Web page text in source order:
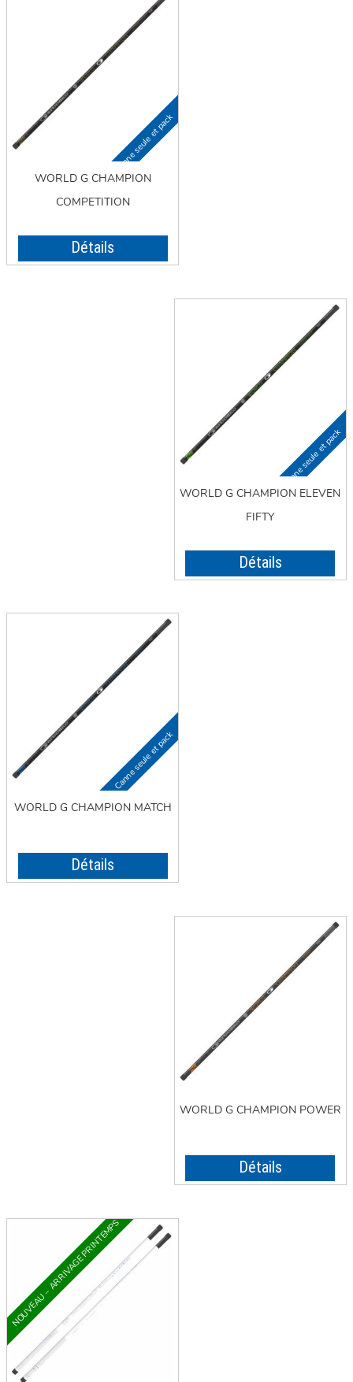
WORLD G CHAMPION
COMPETITION
Détails
WORLD G CHAMPION ELEVEN
FIFTY
Détails
WORLD G CHAMPION MATCH
Détails
WORLD G CHAMPION POWER
Détails